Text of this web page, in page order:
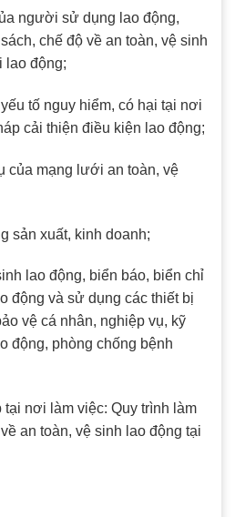
người sử dụng lao động,
chế độ về an toàn, vệ sinh
lao động;
tố nguy hiểm, có hại tại nơi
cải thiện điều kiện lao động;
của mạng lưới an toàn, vệ
sản xuất, kinh doanh;
lao động, biển báo, biển chỉ
động và sử dụng các thiết bị
vệ cá nhân, nghiệp vụ, kỹ
động, phòng chống bệnh
tại nơi làm việc: Quy trình làm
an toàn, vệ sinh lao động tại